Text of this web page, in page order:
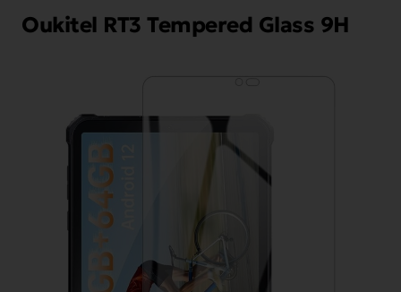
Oukitel RT3 Tempered Glass 9H